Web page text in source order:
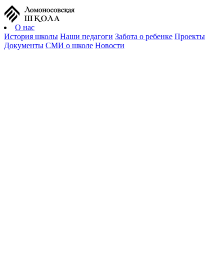
О нас
История школы Наши педагоги Забота о ребенке Проекты
Документы СМИ о школе Новости